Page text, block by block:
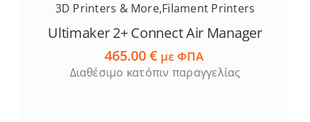
3D Printers & More,Filament Printers
Ultimaker 2+ Connect Air Manager
465.00€ με ΦΠΑ
Διαθέσιμο κατόπιν παραγγελίας